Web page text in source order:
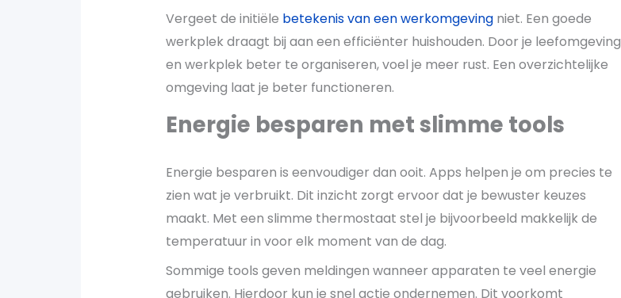
Vergeet de initiële betekenis van een werkomgevingniet. Een goede
werkplek draagt bij aan een efficiënter huishouden. Door je leefomgeving
en werkplek beter te organiseren, voel je meer rust. Een overzichtelijke
omgeving laat je beter functioneren.
Energie besparen met slimme tools
Energie besparen is eenvoudiger dan ooit. Apps helpen je om precies te
zien wat je verbruikt. Dit inzicht zorgt ervoor dat je bewuster keuzes
maakt. Met een slimme thermostaat stel je bijvoorbeeld makkelijk de
temperatuur in voor elk moment van de dag.
Sommige tools geven meldingen wanneer apparaten te veel energie
gebruiken. Hierdoor kun je snel actie ondernemen. Dit voorkomt